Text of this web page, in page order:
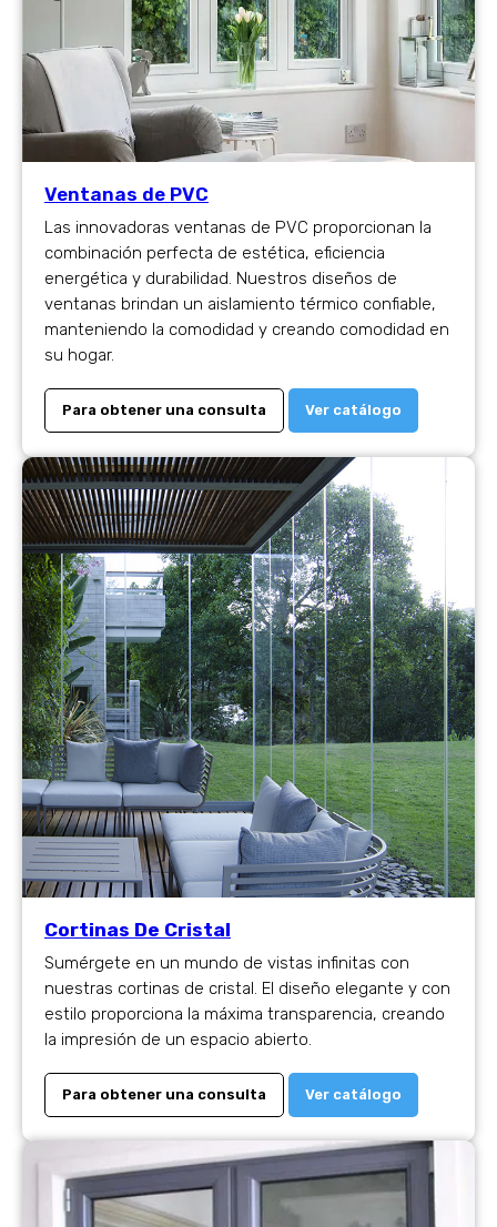
Ventanas de PVC
Las innovadoras ventanas de PVC proporcionan la
combinación perfecta de estética, eficiencia
energética y durabilidad. Nuestros diseños de
ventanas brindan un aislamiento térmico confiable,
manteniendo la comodidad y creando comodidad en
su hogar.
Para obtener una consulta Ver catálogo
Cortinas De Cristal
Sumérgete en un mundo de vistas infinitas con
nuestras cortinas de cristal. El diseño elegante y con
estilo proporciona la máxima transparencia, creando
la impresión de un espacio abierto.
Para obtener una consulta Ver catálogo